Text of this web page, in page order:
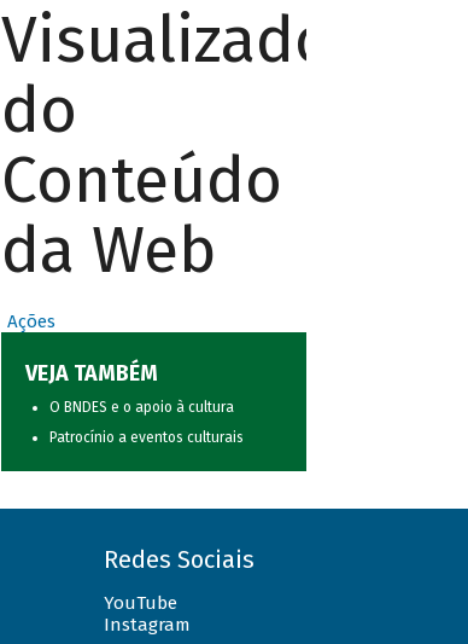
Visualizador
do
Conteúdo
da Web
Ações
VEJA TAMBÉM
O BNDES e o apoio à cultura
Patrocínio a eventos culturais
Redes Sociais
YouTube
Instagram